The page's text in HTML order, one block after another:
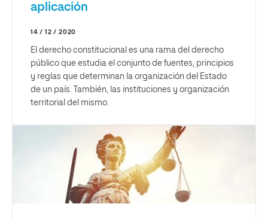
aplicación
14 / 12 / 2020
El derecho constitucional es una rama del derecho
público que estudia el conjunto de fuentes, principios
y reglas que determinan la organización del Estado
de un país. También, las instituciones y organización
territorial del mismo.